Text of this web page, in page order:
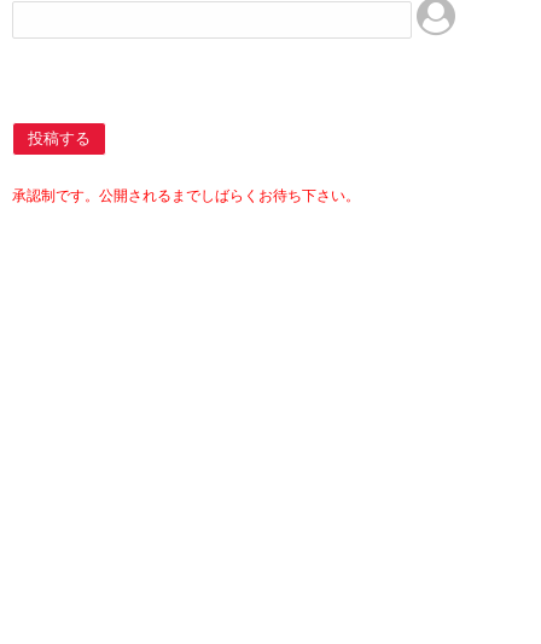
投稿する
承認制です。公開されるまでしばらくお待ち下さい。